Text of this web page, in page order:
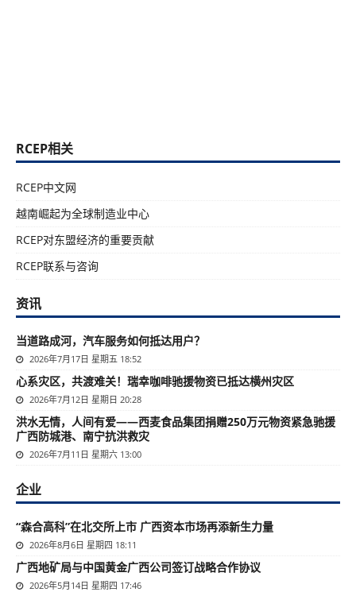
RCEP相关
RCEP中文网
越南崛起为全球制造业中心
RCEP对东盟经济的重要贡献
RCEP联系与咨询
资讯
当道路成河，汽车服务如何抵达用户？
2026年7月17日 星期五 18:52
心系灾区，共渡难关！瑞幸咖啡驰援物资已抵达横州灾区
2026年7月12日 星期日 20:28
洪水无情，人间有爱——西麦食品集团捐赠250万元物资紧急驰援
广西防城港、南宁抗洪救灾
2026年7月11日 星期六 13:00
企业
“森合高科”在北交所上市 广西资本市场再添新生力量
2026年8月6日 星期四 18:11
广西地矿局与中国黄金广西公司签订战略合作协议
2026年5月14日 星期四 17:46